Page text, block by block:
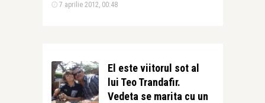
7 aprilie 2012, 00:48
El este viitorul sot al
lui Teo Trandafir.
Vedeta se marita cu un